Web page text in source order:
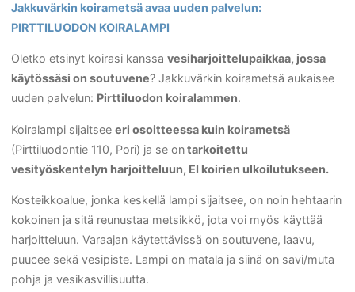
Jakkuvärkin koirametsä avaa uuden palvelun:
PIRTTILUODON KOIRALAMPI
Oletko etsinyt koirasi kanssavesiharjoittelupaikkaa, jossa
käytössäsi on soutuvene? Jakkuvärkin koirametsä aukaisee
uuden palvelun: Pirttiluodon koiralammen.
Koiralampi sijaitseeeri osoitteessa kuin koirametsä
(Pirttiluodontie 110, Pori) ja se ontarkoitettu
vesityöskentelyn harjoitteluun, EI koirien ulkoilutukseen.
Kosteikkoalue, jonka keskellä lampi sijaitsee, on noin hehtaarin
kokoinen ja sitä reunustaa metsikkö, jota voi myös käyttää
harjoitteluun. Varaajan käytettävissä on soutuvene, laavu,
puucee sekä vesipiste. Lampi on matala ja siinä on savi/muta
pohja ja vesikasvillisuutta.